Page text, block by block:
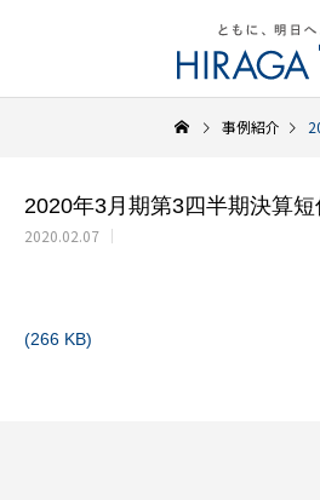
事例紹介
2020年3月期第3四半期決算短
2020.02.07
(266 KB)